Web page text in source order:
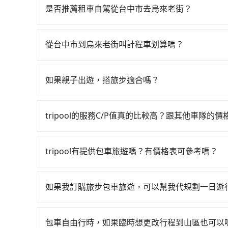
次高鐵可搭乘。假設從台中市西屯區前往最靠近
費800元後，抵達烏來老街 (新北市烏來區) 的目
預約包車，不僅每人至少額外負擔90元車資，而
是否推薦租車自駕從台中市去烏來老街？
天就要來回，那在台中路邊可隨租隨借的iRent應
時40元路邊停車費用預估進去，但額外的汽車保
的車門仍未被修理，每一次租車都好像在開樂透
點仍有段距離，在遇到下雨天或者載行李時，就顯
從台中市到烏來老街叫計程車划算嗎？
到車，也可考慮打電話至附近的計程車隊，如天
服務品質上，tripool都是你從台中市到烏來老街
如果親子出遊，搭旅步適合嗎？
出遊時安全更有保障。
tripool的服務C/P值真的比較高？跟其他車隊的價
的台灣大車隊、大都會、LINE Taxi、Uber，機
絕大多數乘客出行的最佳選擇。
tripool有提供包車旅遊嗎？有價格表可參考嗎？
擇2~12小時的服務，滿足家族出遊、朋友聚會、
士，請來信洽詢。
如果我訂購旅步包車旅遊，可以幫我代規劃一日遊
包車自由行時，如果臨時想更改行程到山區也可以